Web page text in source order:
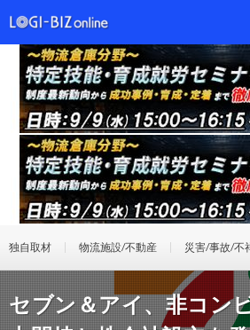
独自取材 物流施設/不動産 災害/事故/不
セブン＆アイ、非コン